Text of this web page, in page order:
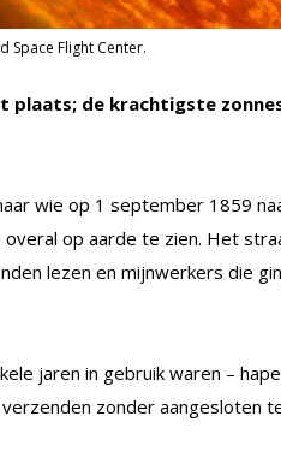
Space Flight Center.
plaats; de krachtigste
wie op 1 september 1859
op aarde te zien. Het
lezen en mijnwerkers die
jaren in gebruik waren –
zonder aangesloten